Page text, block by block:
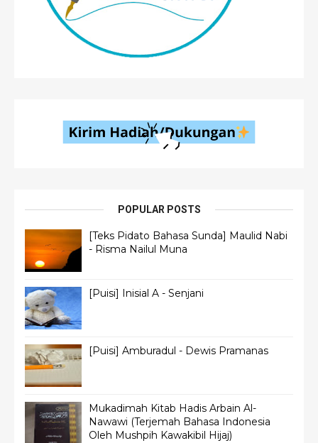
POPULAR POSTS
[Teks Pidato Bahasa Sunda] Maulid Nabi
- Risma Nailul Muna
[Puisi] Inisial A - Senjani
[Puisi] Amburadul - Dewis Pramanas
Mukadimah Kitab Hadis Arbain Al-
Nawawi (Terjemah Bahasa Indonesia
Oleh Mushpih Kawakibil Hijaj)